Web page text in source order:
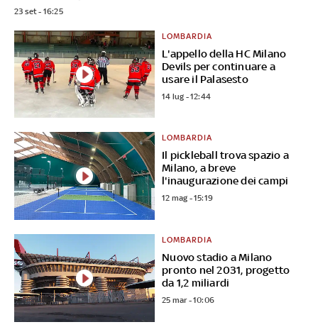
23 set - 16:25
L'appello della HC Milano
Devils per continuare a
usare il Palasesto
LOMBARDIA
14 lug - 12:44
Il pickleball trova spazio a
Milano, a breve
l'inaugurazione dei campi
LOMBARDIA
12 mag - 15:19
Nuovo stadio a Milano
pronto nel 2031, progetto
da 1,2 miliardi
LOMBARDIA
25 mar - 10:06